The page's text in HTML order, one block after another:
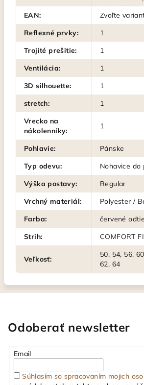
EAN:
Zvoľte
Reflexné prvky:
1
Trojité prešitie:
1
Ventilácia:
1
3D silhouette:
1
stretch:
1
Vrecko na
nákolenníky:
1
Pohlavie:
Pánske
Typ odevu:
Nohavice do
Výška postavy:
Regular
Vrchný materiál:
Polyester /
Farba:
červené
Strih: COMFORT
Veľkosť:
50, 54, 56,
62, 64
Odoberať newsletter
Email
Súhlasím so spracovaním mojich